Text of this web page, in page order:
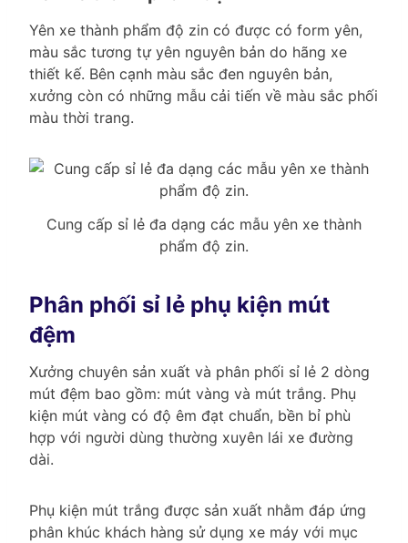
Yên xe thành phẩm độ zin có được có form yên,
màu sắc tương tự yên nguyên bản do hãng xe
thiết kế. Bên cạnh màu sắc đen nguyên bản,
xưởng còn có những mẫu cải tiến về màu sắc phối
màu thời trang.
Cung cấp sỉ lẻ đa dạng các mẫu yên xe thành
phẩm độ zin.
Phân phối sỉ lẻ phụ kiện mút
đệm
Xưởng chuyên sản xuất và phân phối sỉ lẻ 2 dòng
mút đệm bao gồm: mút vàng và mút trắng. Phụ
kiện mút vàng có độ êm đạt chuẩn, bền bỉ phù
hợp với người dùng thường xuyên lái xe đường
dài.
Phụ kiện mút trắng được sản xuất nhằm đáp ứng
phân khúc khách hàng sử dụng xe máy với mục